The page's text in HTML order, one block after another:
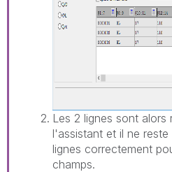
Les 2 lignes sont alors
l'assistant et il ne
lignes correctement
champs.